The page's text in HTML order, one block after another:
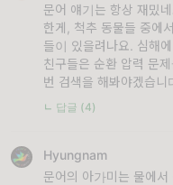
문어 얘기는 항상 재밌
한게, 척추 동물들 중에
들이 있을려나요. 심해
친구들은 순환 압력 문
번 검색을 해봐야겠습
ㄴ 답글 (4)
Hyungnam
문어의 아가미는 물에